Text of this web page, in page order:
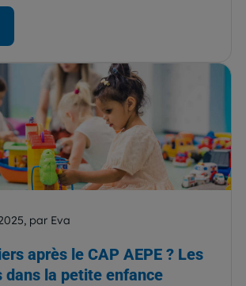
par Eva
après le CAP AEPE ? Les
dans la petite enfance